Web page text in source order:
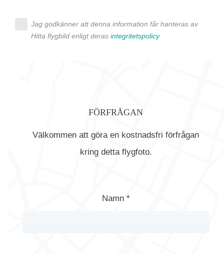
Jag godkänner att denna information får hanteras av
Hitta flygbild enligt deras integritetspolicy
FÖRFRÅGAN
Välkommen att göra en kostnadsfri förfrågan
kring detta flygfoto.
Namn *